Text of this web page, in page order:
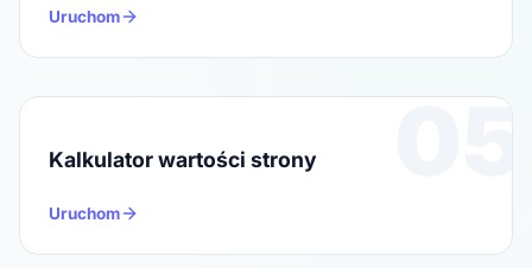
Uruchom
05
Kalkulator wartości strony
Uruchom